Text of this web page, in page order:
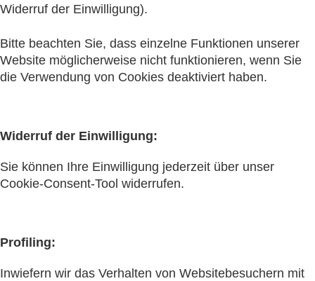
Widerruf der Einwilligung).
Bitte beachten Sie, dass einzelne Funktionen unserer
Website möglicherweise nicht funktionieren, wenn Sie
die Verwendung von Cookies deaktiviert haben.
Widerruf der Einwilligung:
Sie können Ihre Einwilligung jederzeit über unser
Cookie-Consent-Tool widerrufen.
Profiling:
Inwiefern wir das Verhalten von Websitebesuchern mit